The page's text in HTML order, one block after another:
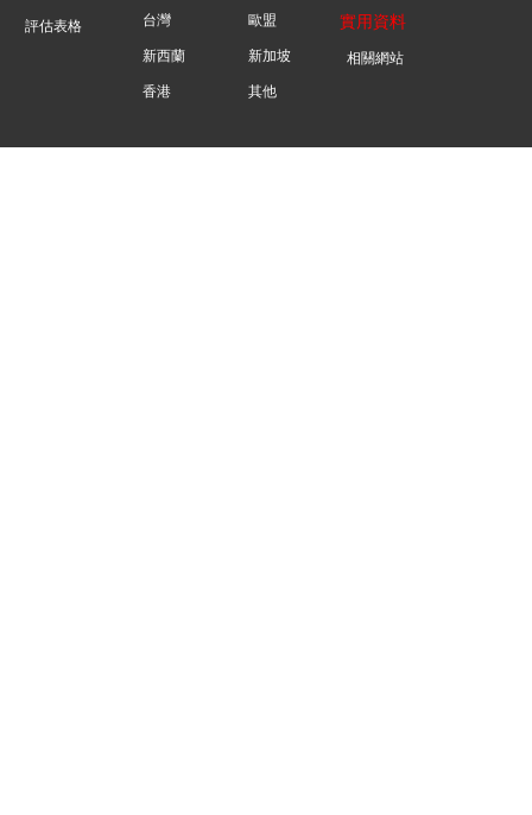
評估表格 台灣 歐盟
新西蘭 新加坡
香港 其他
相關網站
實用資料